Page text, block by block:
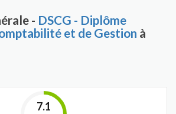
- DSCG - Diplôme
et de Gestion à
7.1